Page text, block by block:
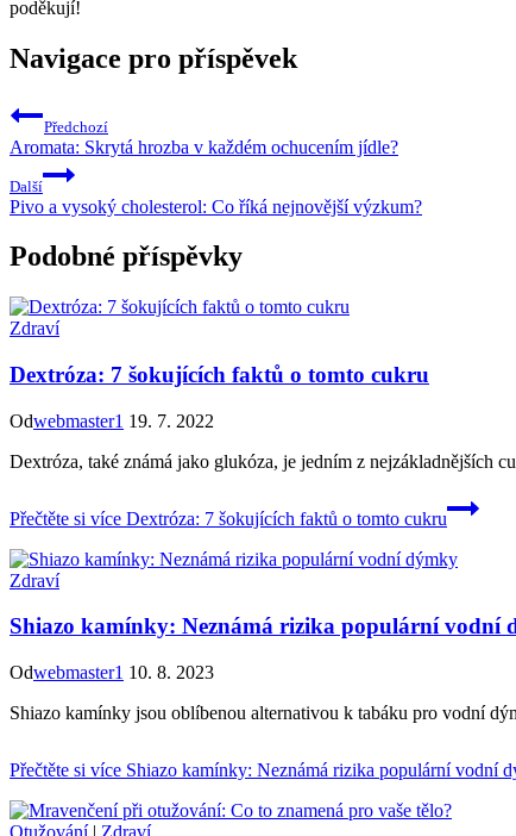
poděkují!
Navigace pro příspěvek
Předchozí
Aromata: Skrytá hrozba v každém ochucením jídle?
Další
Pivo a vysoký cholesterol: Co říká nejnovější výzkum?
Podobné příspěvky
Zdraví
Dextróza: 7 šokujících faktů o tomto cukru
Odwebmaster1 19. 7. 2022
Dextróza, také známá jako glukóza, je jedním z nejzákladnějších
Přečtěte si více Dextróza: 7 šokujících faktů o tomto cukru
Zdraví
Shiazo kamínky: Neznámá rizika populární vodní
Odwebmaster1 10. 8. 2023
Shiazo kamínky jsou oblíbenou alternativou k tabáku pro vodní
Přečtěte si více Shiazo kamínky: Neznámá rizika populární vodní